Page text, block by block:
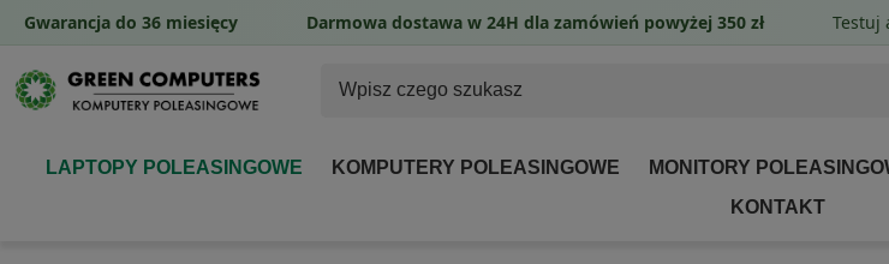
LAPTOPY POLEASINGOWE KOMPUTERY POLEASINGOWE MONITORY
KONTAKT
Gwarancja do 36 miesięcy Darmowa dostawa w 24H dla zamówień powyżej 350 zł Testuj